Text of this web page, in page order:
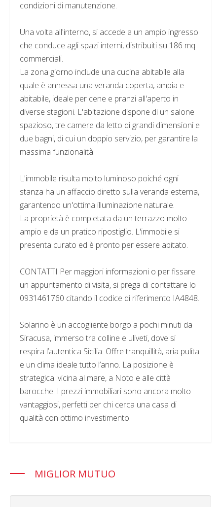
condizioni di manutenzione.
Una volta all'interno, si accede a un ampio ingresso
che conduce agli spazi interni, distribuiti su 186 mq
commerciali.
La zona giorno include una cucina abitabile alla
quale è annessa una veranda coperta, ampia e
abitabile, ideale per cene e pranzi all'aperto in
diverse stagioni. L'abitazione dispone di un salone
spazioso, tre camere da letto di grandi dimensioni e
due bagni, di cui un doppio servizio, per garantire la
massima funzionalità.
L'immobile risulta molto luminoso poiché ogni
stanza ha un affaccio diretto sulla veranda esterna,
garantendo un'ottima illuminazione naturale.
La proprietà è completata da un terrazzo molto
ampio e da un pratico ripostiglio. L'immobile si
presenta curato ed è pronto per essere abitato.
CONTATTI Per maggiori informazioni o per fissare
un appuntamento di visita, si prega di contattare lo
0931461760 citando il codice di riferimento IA4848.
Solarino è un accogliente borgo a pochi minuti da
Siracusa, immerso tra colline e uliveti, dove si
respira l’autentica Sicilia. Offre tranquillità, aria pulita
e un clima ideale tutto l’anno. La posizione è
strategica: vicina al mare, a Noto e alle città
barocche. I prezzi immobiliari sono ancora molto
vantaggiosi, perfetti per chi cerca una casa di
qualità con ottimo investimento.
MIGLIOR MUTUO